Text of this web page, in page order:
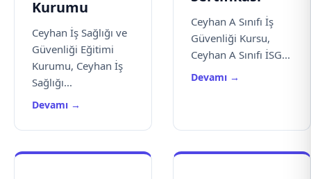
Kurumu
Ceyhan İş Sağlığı ve
Güvenliği Eğitimi
Kurumu, Ceyhan İş
Sağlığı...
Devamı →
Ceyhan A Sınıfı İş
Güvenliği Kursu,
Ceyhan A Sınıfı İSG...
Devamı →